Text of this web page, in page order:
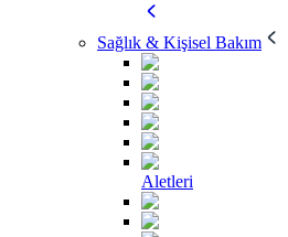
Sağlık & Kişisel Bakım
Aletleri